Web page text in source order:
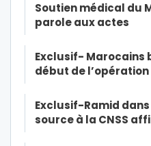
Soutien médical du
parole aux actes
Exclusif- Marocains
début de
Exclusif-Ramid
source à la CNSS